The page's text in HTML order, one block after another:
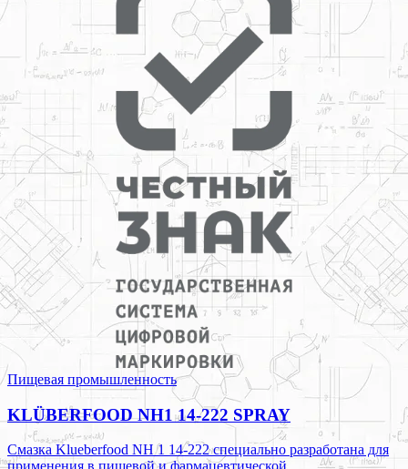
Пищевая промышленность
KLÜBERFOOD NH1 14-222 SPRAY
Смазка Klueberfood NH 1 14-222 специально разработана для